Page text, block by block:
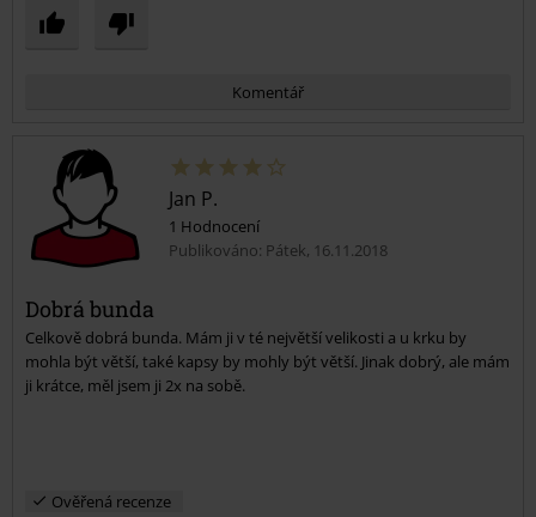
Komentář
Odeslat komentář
Jan P.
1 Hodnocení
Publikováno: Pátek, 16.11.2018
Dobrá bunda
Celkově dobrá bunda. Mám ji v té největší velikosti a u krku by
mohla být větší, také kapsy by mohly být větší. Jinak dobrý, ale mám
ji krátce, měl jsem ji 2x na sobě.
Ověřená recenze